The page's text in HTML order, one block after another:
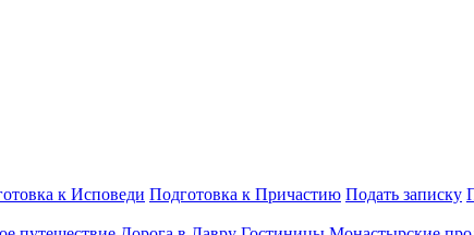
к Исповеди Подготовка к Причастию Подать записку